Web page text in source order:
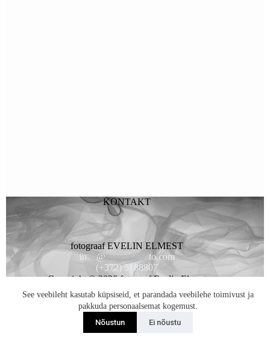
See veebileht kasutab küpsiseid, et parandada veebilehe toimivust ja
pakkuda personaalsemat kogemust.
Nõustun
Ei nõustu
KONTAKT
fotograaf EVELIN ELMEST
in** @********* to.com
(+372) 5188807
Copyright © 2026 fotogaaf Evelin Elmest